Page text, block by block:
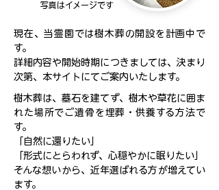
写真はイメージです
現在、当霊園では樹木葬の開設を計画中で
す。
詳細内容や開始時期につきましては、決まり
次第、本サイトにてご案内いたします。
樹木葬は、墓石を建てず、樹木や草花に囲ま
れた場所でご遺骨を埋葬・供養する方法で
す。
「自然に還りたい」
「形式にとらわれず、心穏やかに眠りたい」
そんな想いから、近年選ばれる方が増えてい
ます。